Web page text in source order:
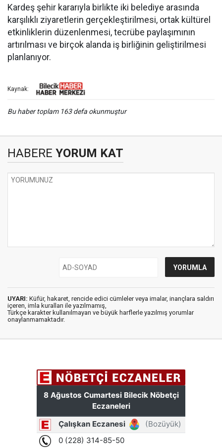
Kardeş şehir kararıyla birlikte iki belediye arasında
karşılıklı ziyaretlerin gerçekleştirilmesi, ortak kültürel
etkinliklerin düzenlenmesi, tecrübe paylaşımının
artırılması ve birçok alanda iş birliğinin geliştirilmesi
planlanıyor.
Kaynak:
Bu haber toplam 163 defa okunmuştur
HABERE YORUM KAT
UYARI: Küfür, hakaret, rencide edici cümleler veya imalar, inançlara saldırı
içeren, imla kuralları ile yazılmamış,
Türkçe karakter kullanılmayan ve büyük harflerle yazılmış yorumlar
onaylanmamaktadır.